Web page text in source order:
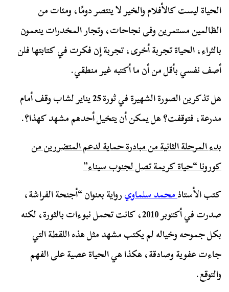
الحياة ليست كالأفلام والخير لا ينتصر دومًا، ومئات من
الظالمين مستمرين وفى نجاحات، وتجار المخدرات ينعمون
بالثراء، الحياة تجربة أخرى، تجربة إن فكرت في كتابتها فلن
أصف نفسي بأقل من أن ما أكتبه غير منطقي.
هل تذكرين الصورة الشهيرة في ثورة 25 يناير لشاب وقف أمام
مدرعة، فتوقفت؟ هل يمكن أن يتخيل أحدهم مشهد كهذا؟.
بدء المرحلة الثانية من مبادرة حماية لدعم المتضررين من
كورونا “حياة كريمة تصل لجنوب سيناء”
كتب الأستاذمحمد سلماويرواية بعنوان “أجنحة الفراشة،
صدرت في أكتوبر 2010، كانت تحمل نبوءات بالثورة، لكنه
بكل جموحه وخياله لم يكتب مشهد مثل هذه اللقطة التي
جاءت عفوية وصادقة، هكذا هي الحياة عصية على الفهم
والتوقع.